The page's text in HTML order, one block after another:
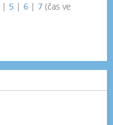
| 5 | 6 | 7 (čas ve